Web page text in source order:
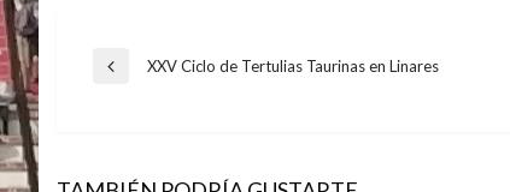
Navegación
Entrada
XXV Ciclo de Tertulias Taurinas en Linares